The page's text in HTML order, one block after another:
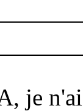
je